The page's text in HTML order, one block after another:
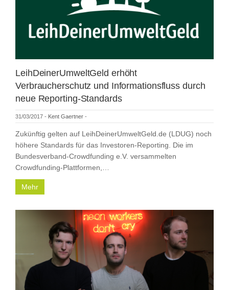
LeihDeinerUmweltGeld erhöht
Verbraucherschutz und Informationsfluss durch
neue Reporting-Standards
31/03/2017 - Kent Gaertner -
Zukünftig gelten auf LeihDeinerUmweltGeld.de (LDUG) noch
höhere Standards für das Investoren-Reporting. Die im
Bundesverband-Crowdfunding e.V. versammelten
Crowdfunding-Plattformen,…
Mehr